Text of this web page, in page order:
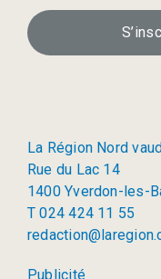
La Région Nord
Rue du Lac 14
1400 Yverdon-les-
T 024 424 11 55
Publicité